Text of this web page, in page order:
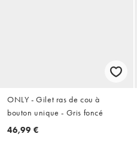
ONLY - Gilet ras de cou à
bouton unique - Gris foncé
46,99 €